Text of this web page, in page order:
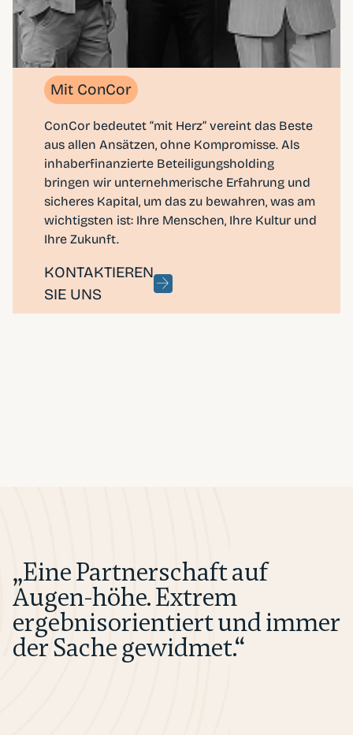
Mit ConCor
ConCor bedeutet “mit Herz” vereint das Beste
aus allen Ansätzen, ohne Kompromisse. Als
inhaberfinanzierte Beteiligungsholding
bringen wir unternehmerische Erfahrung und
sicheres Kapital, um das zu bewahren, was am
wichtigsten ist: Ihre Menschen, Ihre Kultur und
Ihre Zukunft.
KONTAKTIEREN
SIE UNS
„Eine Partnerschaft auf
Augen-höhe. Extrem
ergebnisorientiert und immer
der Sache gewidmet.“